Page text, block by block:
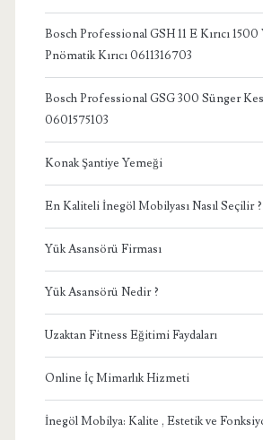
Bosch Professional GSH 11 E Kırıcı
Pnömatik Kırıcı 0611316703
Bosch Professional GSG 300 Sünger
0601575103
Konak Şantiye Yemeği
En Kaliteli İnegöl Mobilyası Nasıl Seçilir ?
Yük Asansörü Firması
Yük Asansörü Nedir ?
Uzaktan Fitness Eğitimi Faydaları
Online İç Mimarlık Hizmeti
İnegöl Mobilya: Kalite , Estetik ve